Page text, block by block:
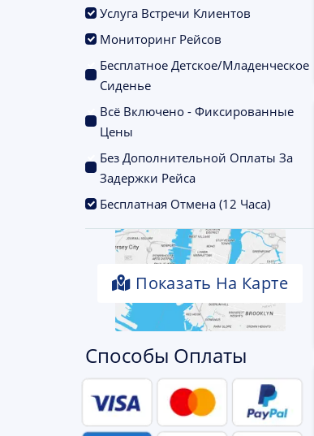
Услуга Встречи Клиентов
Мониторинг Рейсов
Бесплатное Детское/Младенческое
Сиденье
Всё Включено - Фиксированные
Цены
Без Дополнительной Оплаты За
Задержки Рейса
Бесплатная Отмена (12 Часа)
Показать На Карте
Способы Оплаты